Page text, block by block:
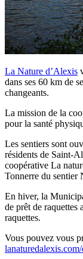
La Nature d’Alexis
dans ses 60 km de
changeants.
La mission de la
pour la santé
Les sentiers sont
résidents de Saint-
coopérative La
Tonnerre du sentier
En hiver, la
de prêt de raquettes
raquettes.
Vous pouvez vous